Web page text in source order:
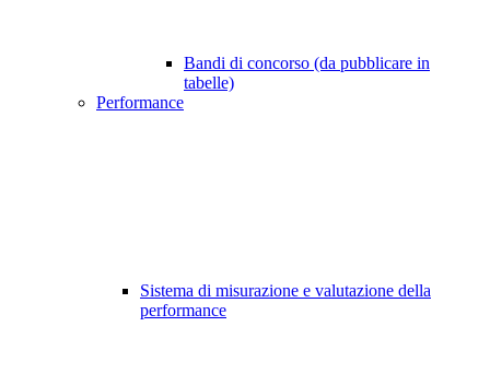
Bandi di concorso (da pubblicare in
tabelle)
Performance
Sistema di misurazione e valutazione della
performance